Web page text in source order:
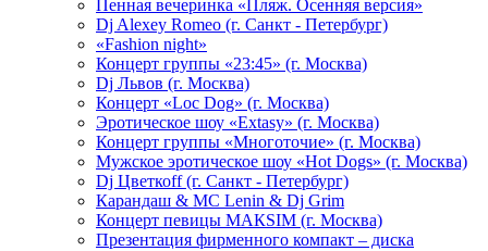
Пенная вечеринка «Пляж. Осенняя версия»
Dj Alexey Romeo (г. Санкт - Петербург)
«Fashion night»
Концерт группы «23:45» (г. Москва)
Dj Львов (г. Москва)
Концерт «Loc Dog» (г. Москва)
Эротическое шоу «Extasy» (г. Москва)
Концерт группы «Многоточие» (г. Москва)
Мужское эротическое шоу «Hot Dogs» (г. Москва)
Dj Цветкоff (г. Санкт - Петербург)
Карандаш & МС Lenin & Dj Grim
Концерт певицы МАКSIМ (г. Москва)
Презентация фирменного компакт – диска